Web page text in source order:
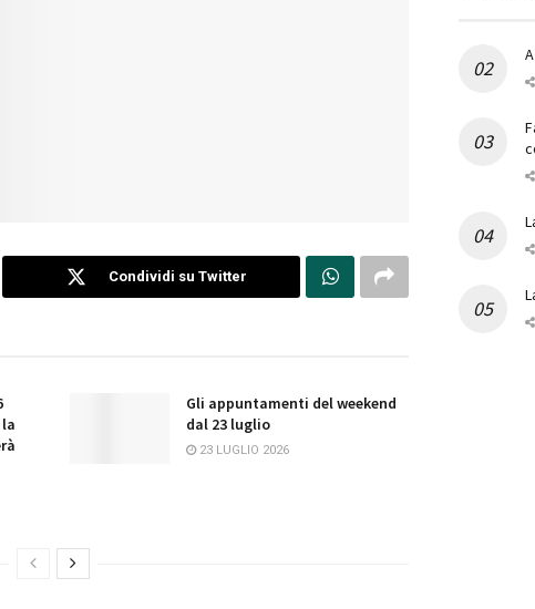
Condividi su Twitter
Gli appuntamenti del weekend
dal 23 luglio
23 LUGLIO 2026